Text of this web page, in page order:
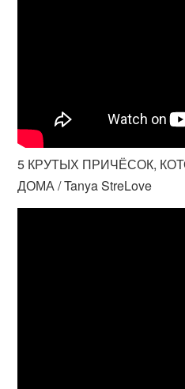
5 КРУТЫХ ПРИЧЁСОК,
ДОМА / Tanya StreLove